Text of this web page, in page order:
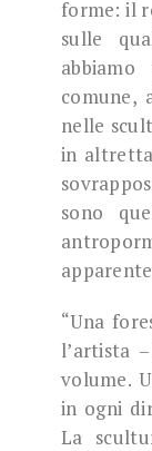
forme: il
sulle
comune,
nelle
in
sono
“Una
l’artista
volume.
in ogni
La